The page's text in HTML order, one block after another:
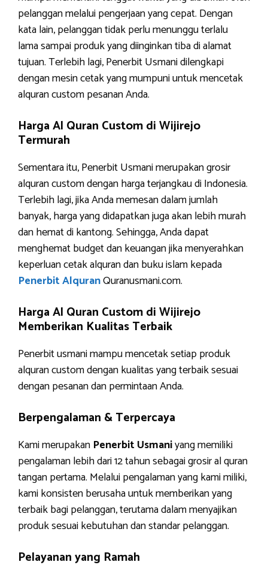
pelanggan melalui pengerjaan yang cepat. Dengan
kata lain, pelanggan tidak perlu menunggu terlalu
lama sampai produk yang diinginkan tiba di alamat
tujuan. Terlebih lagi, Penerbit Usmani dilengkapi
dengan mesin cetak yang mumpuni untuk mencetak
alquran custom pesanan Anda.
Harga Al Quran Custom di Wijirejo
Termurah
Sementara itu, Penerbit Usmani merupakan grosir
alquran custom dengan harga terjangkau di Indonesia.
Terlebih lagi, jika Anda memesan dalam jumlah
banyak, harga yang didapatkan juga akan lebih murah
dan hemat di kantong. Sehingga, Anda dapat
menghemat budget dan keuangan jika menyerahkan
keperluan cetak alquran dan buku islam kepada
Penerbit AlquranQuranusmani.com.
Harga Al Quran Custom di Wijirejo
Memberikan Kualitas Terbaik
Penerbit usmani mampu mencetak setiap produk
alquran custom dengan kualitas yang terbaik sesuai
dengan pesanan dan permintaan Anda.
Berpengalaman & Terpercaya
Kami merupakan Penerbit Usmaniyang memiliki
pengalaman lebih dari 12 tahun sebagai grosir al quran
tangan pertama. Melalui pengalaman yang kami miliki,
kami konsisten berusaha untuk memberikan yang
terbaik bagi pelanggan, terutama dalam menyajikan
produk sesuai kebutuhan dan standar pelanggan.
Pelayanan yang Ramah